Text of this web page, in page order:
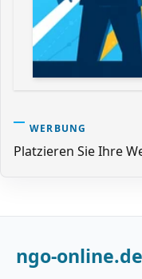
WERBUNG
Platzieren Sie Ihre
ngo-online.de